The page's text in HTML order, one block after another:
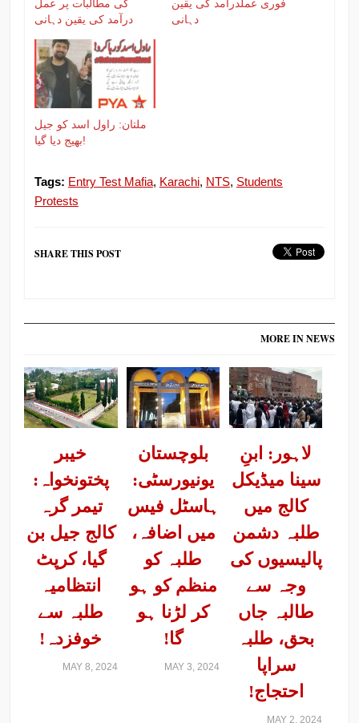
کی مطالبات پر عمل
درآمد کی یقین دہانی
فوری عملدرآمد کی یقین
دہانی
ملتان: راول اسد کو جیل
بھیج دیا گیا!
Tags: Entry Test Mafia, Karachi, NTS, Students
Protests
SHARE THIS POST
MORE IN NEWS
خیبر
پختونخواہ:
تیمر گرہ
کالج جیل بن
گیا، کرپٹ
انتظامیہ
طلبہ سے
خوفزدہ!
MAY 8, 2024
بلوچستان
یونیورسٹی:
ہاسٹل فیس
میں اضافہ،
طلبہ کو
منظم کو ہو
کر لڑنا ہو
گا!
MAY 3, 2024
لاہور: ابنِ
سینا میڈیکل
کالج میں
طلبہ دشمن
پالیسیوں کی
وجہ سے
طالبہ جاں
بحق، طلبہ
سراپا
احتجاج!
MAY 2, 2024